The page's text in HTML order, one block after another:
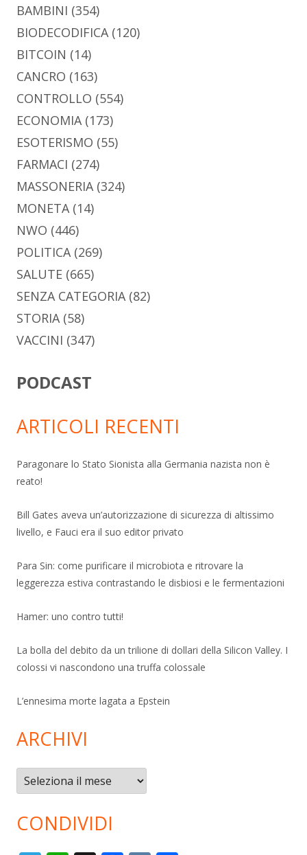
BAMBINI (354)
BIODECODIFICA (120)
BITCOIN (14)
CANCRO (163)
CONTROLLO (554)
ECONOMIA (173)
ESOTERISMO (55)
FARMACI (274)
MASSONERIA (324)
MONETA (14)
NWO (446)
POLITICA (269)
SALUTE (665)
SENZA CATEGORIA (82)
STORIA (58)
VACCINI (347)
PODCAST
ARTICOLI RECENTI
Paragonare lo Stato Sionista alla Germania nazista non è
reato!
Bill Gates aveva un’autorizzazione di sicurezza di altissimo
livello, e Fauci era il suo editor privato
Para Sin: come purificare il microbiota e ritrovare la
leggerezza estiva contrastando le disbiosi e le fermentazioni
Hamer: uno contro tutti!
La bolla del debito da un trilione di dollari della Silicon Valley. I
colossi vi nascondono una truffa colossale
L’ennesima morte lagata a Epstein
ARCHIVI
Archivi
CONDIVIDI